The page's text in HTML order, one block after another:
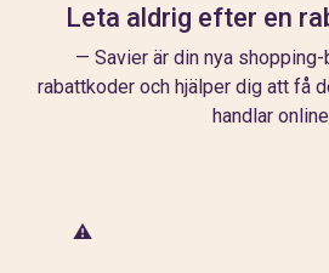
Leta aldrig efter en
— Savier är din nya
rabattkoder och hjälper dig att få
handlar